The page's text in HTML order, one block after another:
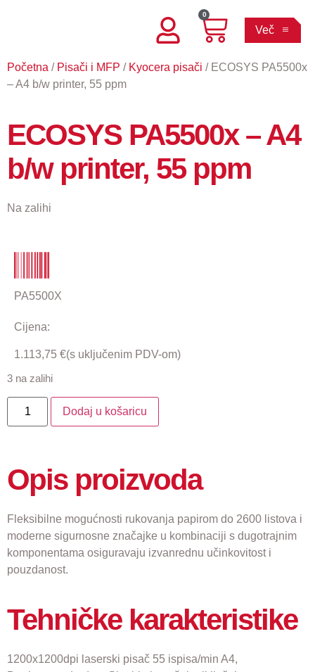
0
Več
Početna / Pisači i MFP / Kyocera pisači / ECOSYS PA5500x
– A4 b/w printer, 55 ppm
ECOSYS PA5500x – A4
b/w printer, 55 ppm
Na zalihi
PA5500X
Cijena:
1.113,75 €(s uključenim PDV-om)
3 na zalihi
Dodaj u košaricu
Opis proizvoda
Fleksibilne mogućnosti rukovanja papirom do 2600 listova i
moderne sigurnosne značajke u kombinaciji s dugotrajnim
komponentama osiguravaju izvanrednu učinkovitost i
pouzdanost.
Tehničke karakteristike
1200x1200dpi laserski pisač 55 ispisa/min A4,